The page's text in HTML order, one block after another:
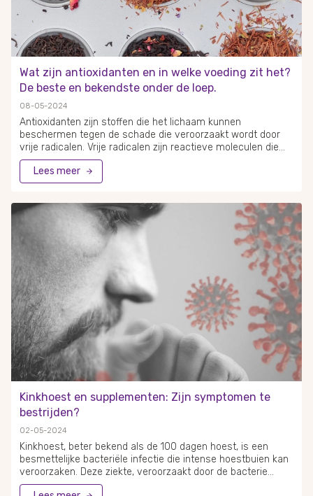
Wat zijn antioxidanten en in welke voeding zit het?
De beste en bekendste onder de loep.
08-05-2024
Antioxidanten zijn stoffen die het lichaam kunnen
beschermen tegen de schade die veroorzaakt wordt door
vrije radicalen. Vrije radicalen zijn reactieve moleculen die
cellen kunnen beschadigen en bijdragen aan het
verouderingsproces en de ontwikkeling van bepaalde
ziekten. Antioxidanten neutraliseren deze potentieel
in het onderhouden van de gezondheid. Bekende en
krachtige antioxidanten zijn onder andere vitamines zoals
vitamine E en vitamine C, het mineraal selenium, en
plantaardige stoffen zoals flavonoïden. Deze kunnen worden
gevonden in een verscheidenheid aan voedingsmiddelen,
waaronder fruit, groenten, noten en zaden. Zo levert groente
en fruit niet alleen belangrijke vitamines, maar ook
bioactieve stoffen die bijdragen aan de antioxidantactiviteit
in het lichaam.
Lees meer
Kinkhoest en supplementen: Zijn symptomen te
bestrijden?
02-05-2024
Kinkhoest, beter bekend als de 100 dagen hoest, is een
besmettelijke bacteriële infectie die intense hoestbuien kan
veroorzaken. Deze ziekte, veroorzaakt door de bacterie
Bordetella pertussis, begint vaak met symptomen die